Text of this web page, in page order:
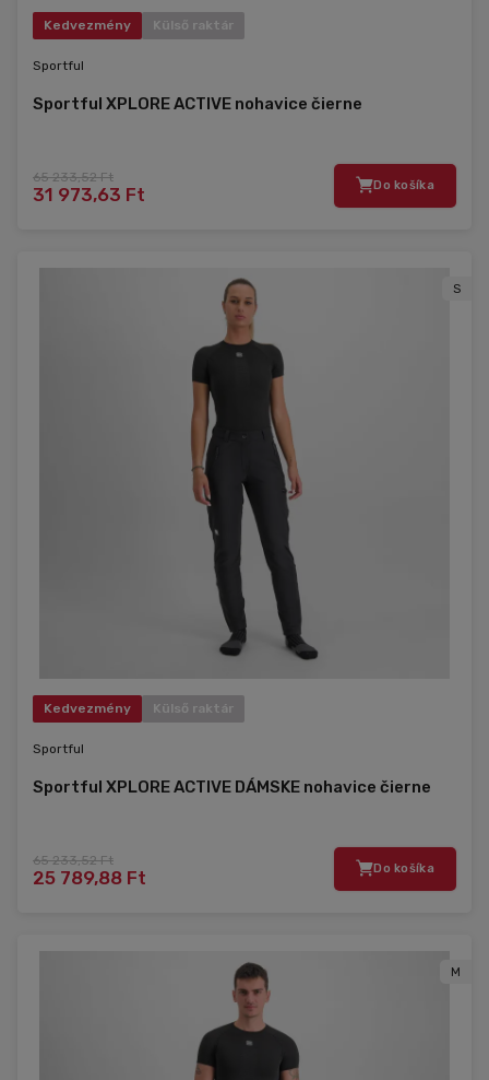
Kedvezmény Külső raktár
Sportful
Sportful XPLORE ACTIVE nohavice čierne
65 233,52 Ft
31 973,63 Ft Do košíka
S
Kedvezmény Külső raktár
Sportful
Sportful XPLORE ACTIVE DÁMSKE nohavice čierne
65 233,52 Ft
25 789,88 Ft Do košíka
M